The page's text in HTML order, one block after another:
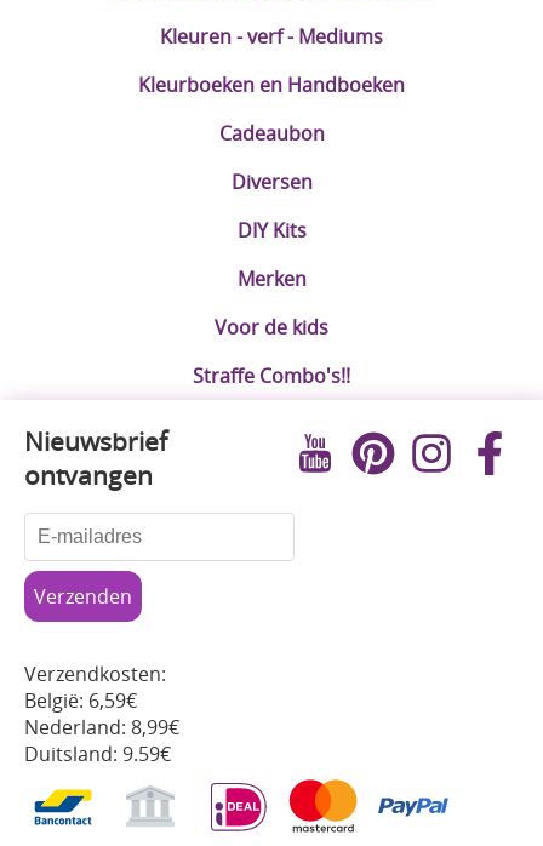
Kleuren - verf - Mediums
Kleurboeken en Handboeken
Cadeaubon
Diversen
DIY Kits
Merken
Voor de kids
Straffe Combo's!!
Nieuwsbrief
ontvangen
Verzendkosten:
België: 6,59€
Nederland: 8,99€
Duitsland: 9.59€